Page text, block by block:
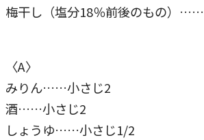
梅干し（塩分18％前後のもの）
〈A〉
みりん……小さじ2
酒……小さじ2
しょうゆ……小さじ1/2